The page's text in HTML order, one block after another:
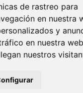
de rastreo para
en nuestra
y
en nuestra
nuestros